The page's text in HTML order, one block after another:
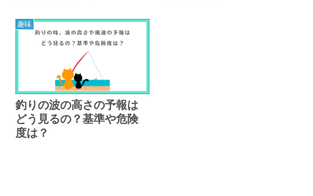
趣味
釣りの波の高さの予報は
どう見るの？基準や危険
度は？